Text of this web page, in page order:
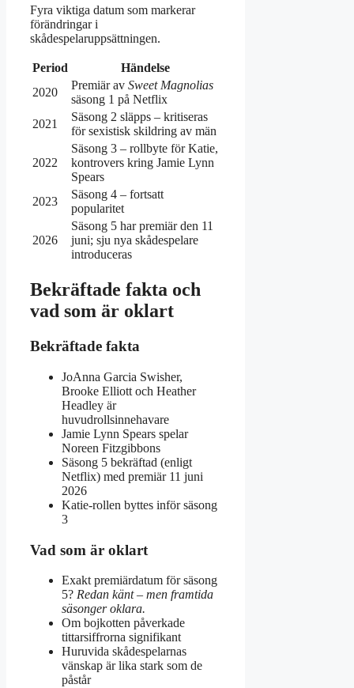
Fyra viktiga datum som markerar
förändringar i
skådespelaruppsättningen.
Period
Händelse
2020
Premiär av Sweet Magnolias
säsong 1 på Netflix
2021
Säsong 2 släpps – kritiseras
för sexistisk skildring av män
2022
Säsong 3 – rollbyte för Katie,
kontrovers kring Jamie Lynn
Spears
2023
Säsong 4 – fortsatt
popularitet
2026
Säsong 5 har premiär den 11
juni; sju nya skådespelare
introduceras
Bekräftade fakta och
vad som är oklart
Bekräftade fakta
JoAnna Garcia Swisher,
Brooke Elliott och Heather
Headley är
huvudrollsinnehavare
Jamie Lynn Spears spelar
Noreen Fitzgibbons
Säsong 5 bekräftad (enligt
Netflix) med premiär 11 juni
2026
Katie-rollen byttes inför säsong
3
Vad som är oklart
Exakt premiärdatum för säsong
5? Redan känt – men framtida
säsonger oklara.
Om bojkotten påverkade
tittarsiffrorna signifikant
Huruvida skådespelarnas
vänskap är lika stark som de
påstår